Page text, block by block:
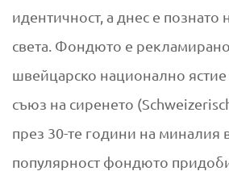
идентичност, а днес е познато
света. Фондюто е
швейцарско национално
съюз на сиренето
през 30-те години на миналия
популярност фондюто